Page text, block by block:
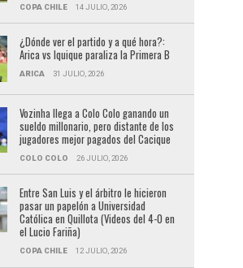
COPA CHILE 14 JULIO, 2026
¿Dónde ver el partido y a qué hora?:
Arica vs Iquique paraliza la Primera B
ARICA 31 JULIO, 2026
Vozinha llega a Colo Colo ganando un
sueldo millonario, pero distante de los
jugadores mejor pagados del Cacique
COLO COLO 26 JULIO, 2026
Entre San Luis y el árbitro le hicieron
pasar un papelón a Universidad
Católica en Quillota (Videos del 4-0 en
el Lucio Fariña)
COPA CHILE 12 JULIO, 2026